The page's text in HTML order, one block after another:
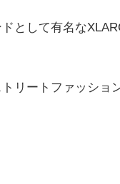
として有名な
リートファッショ